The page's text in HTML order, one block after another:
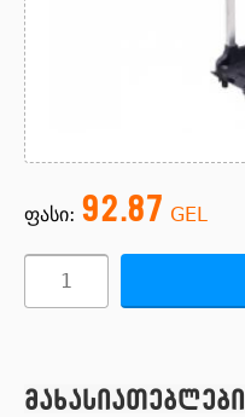
ფასი: 92.87 GEL
მახასიათებლები